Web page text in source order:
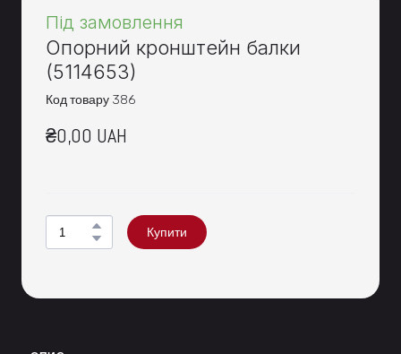
Під замовлення
Опорний кронштейн балки
(5114653)
Код товару 386
₴0,00 UAH
Купити